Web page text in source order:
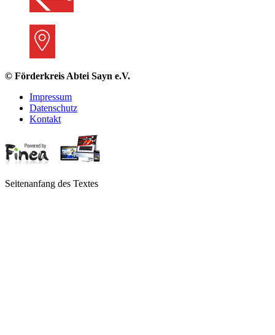
© Förderkreis Abtei Sayn e.V.
Impressum
Datenschutz
Kontakt
Seitenanfang des Textes